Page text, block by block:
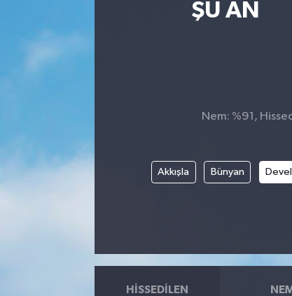
ŞU AN
Nem: %91,
Akkışla Bünyan
HISSEDILEN